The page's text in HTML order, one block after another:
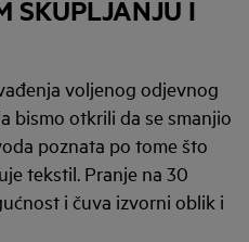
SKUPLJANJU I
voljenog odjevnog
bismo otkrili da se smanjio
poznata po tome što
tekstil. Pranje na 30
i čuva izvorni oblik i